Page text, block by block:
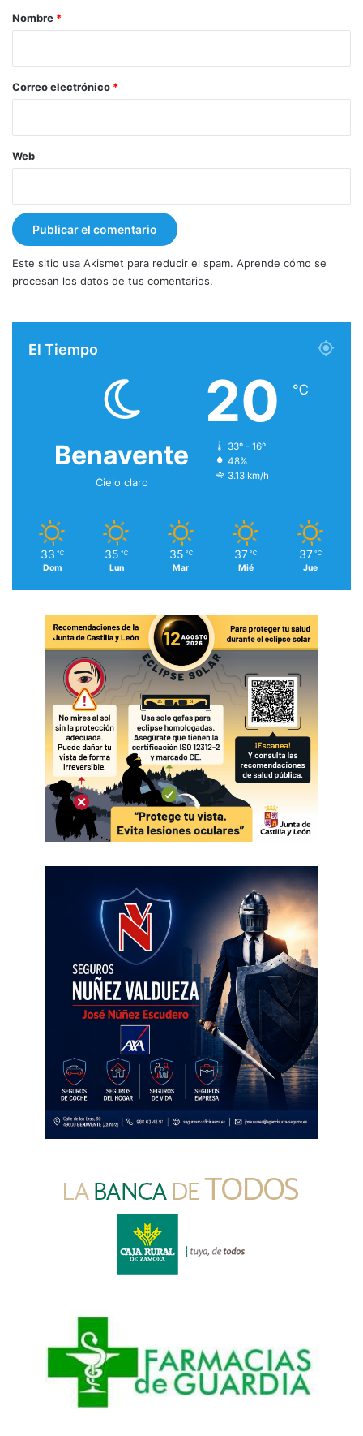
r
*
Nombre *
Correo electrónico *
Web
Este sitio usa Akismet para reducir el spam. Aprende cómo se
procesan los datos de tus comentarios.
El Tiempo
Benavente
Cielo claro
20 ℃
33º - 16º
48%
3.13 km/h
33 ℃
Dom
35 ℃
Lun
35 ℃
Mar
37 ℃
Mié
37 ℃
Jue